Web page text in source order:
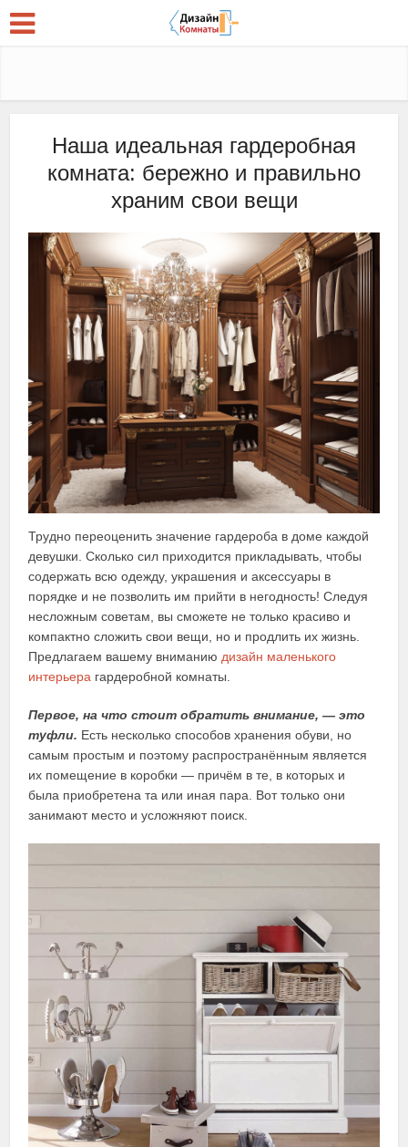
Наша идеальная гардеробная
комната: бережно и правильно
храним свои вещи
Трудно переоценить значение гардероба в доме каждой
девушки. Сколько сил приходится прикладывать, чтобы
содержать всю одежду, украшения и аксессуары в
порядке и не позволить им прийти в негодность! Следуя
несложным советам, вы сможете не только красиво и
компактно сложить свои вещи, но и продлить их жизнь.
Предлагаем вашему вниманиюдизайн маленького
интерьера гардеробной комнаты.
Первое, на что стоит обратить внимание, — это
туфли. Есть несколько способов хранения обуви, но
самым простым и поэтому распространённым является
их помещение в коробки — причём в те, в которых и
была приобретена та или иная пара. Вот только они
занимают место и усложняют поиск.